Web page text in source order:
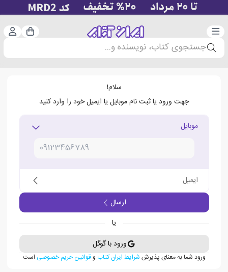
دسته‌بندی سبد
جستجوی کتاب، نویسنده و...
سلام!
جهت ورود یا ثبت نام موبایل یا ایمیل خود را وارد کنید
موبایل
ایمیل
ارسال
یا
ورود با گوگل
ورود شما به معنای پذیرش شرایط ایران کتاب وقوانین حریم خصوصی است